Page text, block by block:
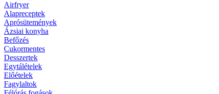
Airfryer
Alapreceptek
Aprósütemények
Ázsiai konyha
Befőzés
Cukormentes
Desszertek
Egytálételek
Előételek
Fagylaltok